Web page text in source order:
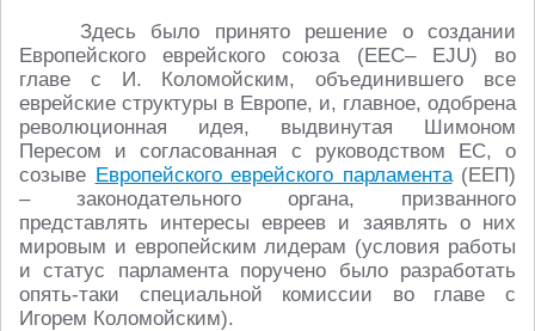
Здесь было принято решение о создании
Европейского еврейского союза (ЕЕС– EJU) во
главе с И. Коломойским, объединившего все
еврейские структуры в Европе, и, главное, одобрена
революционная идея, выдвинутая Шимоном
Пересом и согласованная с руководством ЕС, о
созыве Европейского еврейского парламента(ЕЕП)
– законодательного органа, призванного
представлять интересы евреев и заявлять о них
мировым и европейским лидерам (условия работы
и статус парламента поручено было разработать
опять-таки специальной комиссии во главе с
Игорем Коломойским).